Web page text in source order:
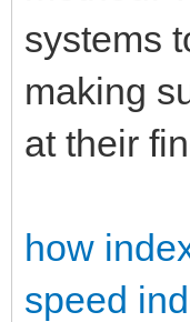
systems
making
at their
how
speed